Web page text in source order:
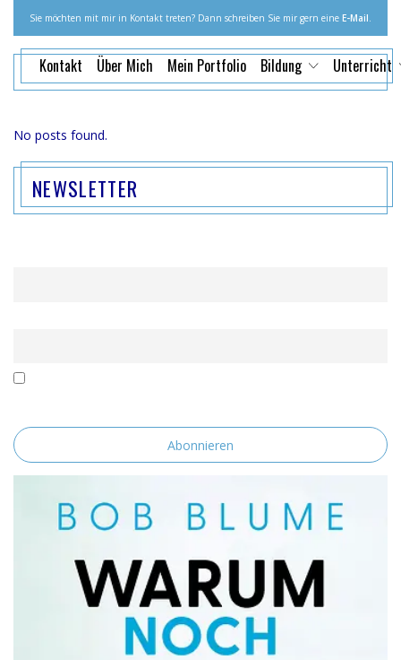
Sie möchten mit mir in Kontakt treten? Dann schreiben Sie mir gern eine E-Mail.
Kontakt Über Mich Mein Portfolio Bildung Unterricht
No posts found.
NEWSLETTER